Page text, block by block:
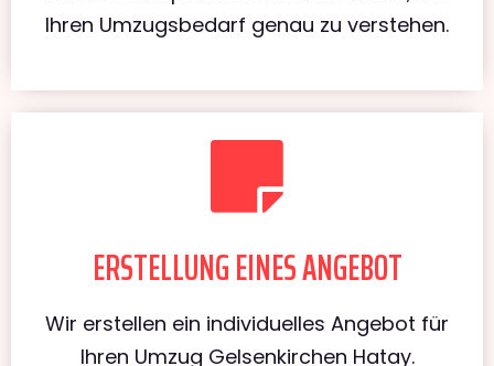
Ihren Umzugsbedarf genau zu verstehen.
ERSTELLUNG EINES ANGEBOT
Wir erstellen ein individuelles Angebot für
Ihren Umzug Gelsenkirchen Hatay.